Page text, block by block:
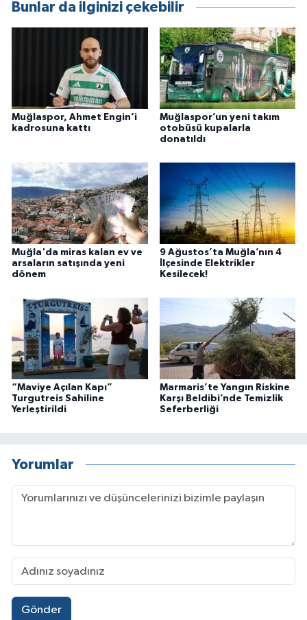
Bunlar da ilginizi çekebilir
Muğlaspor, Ahmet Engin’i
kadrosuna kattı
Muğlaspor’un yeni takım
otobüsü kupalarla
donatıldı
Muğla'da miras kalan ev ve
arsaların satışında yeni
dönem
9 Ağustos’ta Muğla’nın 4
İlçesinde Elektrikler
Kesilecek!
“Maviye Açılan Kapı”
Turgutreis Sahiline
Yerleştirildi
Marmaris’te Yangın Riskine
Karşı Beldibi’nde Temizlik
Seferberliği
Yorumlar
Gönder